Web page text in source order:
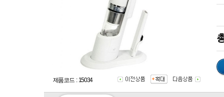
제품코드 : 15034